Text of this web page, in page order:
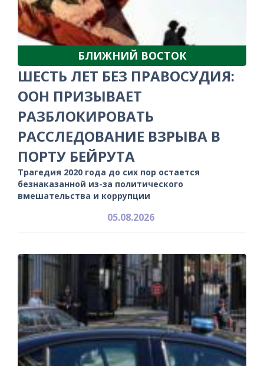
БЛИЖНИЙ ВОСТОК
ШЕСТЬ ЛЕТ БЕЗ ПРАВОСУДИЯ:
ООН ПРИЗЫВАЕТ
РАЗБЛОКИРОВАТЬ
РАССЛЕДОВАНИЕ ВЗРЫВА В
ПОРТУ БЕЙРУТА
Трагедия 2020 года до сих пор остается
безнаказанной из-за политического
вмешательства и коррупции
05.08.2026